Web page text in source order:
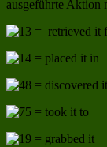
ausgeführte Aktion
= retrieved it
= placed it in
= discovered it
= took it to
= grabbed it